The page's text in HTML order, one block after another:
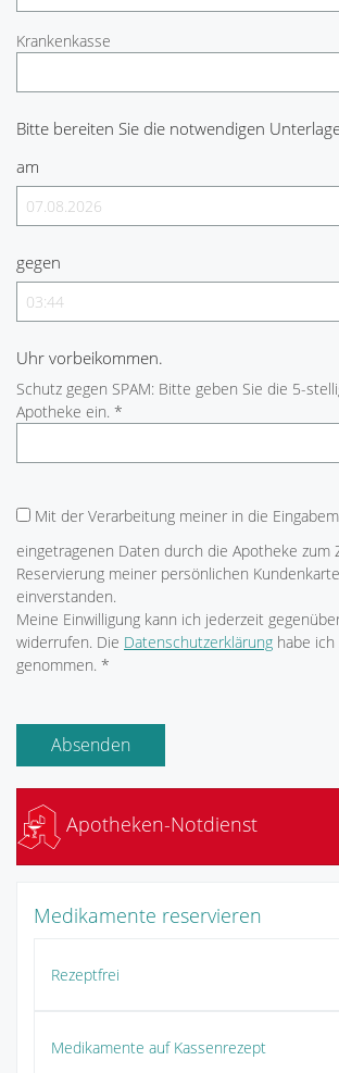
Krankenkasse
Bitte bereiten Sie die notwendigen
am
gegen
Uhr vorbeikommen.
Schutz gegen SPAM: Bitte geben Sie die 5-
Apotheke ein. *
Mit der Verarbeitung meiner in die
eingetragenen Daten durch die Apotheke zum
Reservierung meiner persönlichen
einverstanden.
Meine Einwilligung kann ich jederzeit
widerrufen. Die Datenschutzerklärung habe
genommen. *
Absenden
Apotheken-Notdienst
Medikamente reservieren
Rezeptfrei
Medikamente auf Kassenrezept